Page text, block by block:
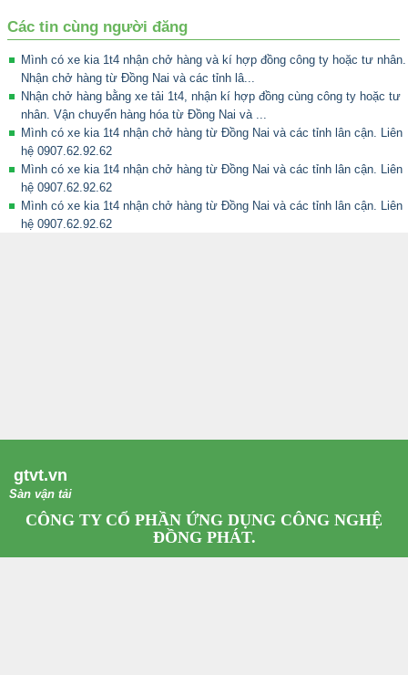
Các tin cùng người đăng
Mình có xe kia 1t4 nhận chở hàng và kí hợp đồng công ty hoặc tư nhân.
Nhận chở hàng từ Đồng Nai và các tỉnh lâ...
Nhận chở hàng bằng xe tải 1t4, nhận kí hợp đồng cùng công ty hoặc tư
nhân. Vận chuyển hàng hóa từ Đồng Nai và ...
Mình có xe kia 1t4 nhận chở hàng từ Đồng Nai và các tỉnh lân cận. Liên
hệ 0907.62.92.62
Mình có xe kia 1t4 nhận chở hàng từ Đồng Nai và các tỉnh lân cận. Liên
hệ 0907.62.92.62
Mình có xe kia 1t4 nhận chở hàng từ Đồng Nai và các tỉnh lân cận. Liên
hệ 0907.62.92.62
gtvt.vn
Sàn vận tải
CÔNG TY CỔ PHẦN ỨNG DỤNG CÔNG NGHỆ
ĐỒNG PHÁT.